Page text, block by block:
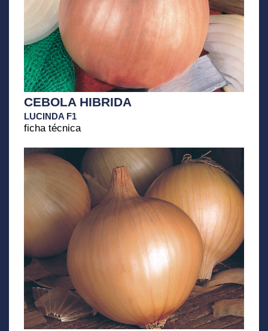
CEBOLA HIBRIDA
LUCINDA F1
ficha técnica